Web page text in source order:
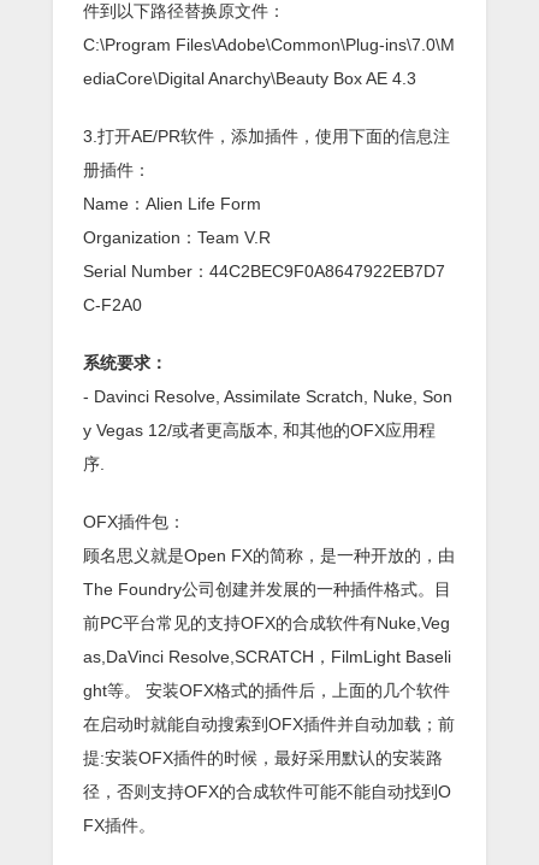
件到以下路径替换原文件：
C:\Program Files\Adobe\Common\Plug-ins\7.0\M
ediaCore\Digital Anarchy\Beauty Box AE 4.3
3.打开AE/PR软件，添加插件，使用下面的信息注
册插件：
Name：Alien Life Form
Organization：Team V.R
Serial Number：44C2BEC9F0A8647922EB7D7
C-F2A0
系统要求：
- Davinci Resolve, Assimilate Scratch, Nuke, Son
y Vegas 12/或者更高版本, 和其他的OFX应用程
序.
OFX插件包：
顾名思义就是Open FX的简称，是一种开放的，由
The Foundry公司创建并发展的一种插件格式。目
前PC平台常见的支持OFX的合成软件有Nuke,Veg
as,DaVinci Resolve,SCRATCH，FilmLight Baseli
ght等。 安装OFX格式的插件后，上面的几个软件
在启动时就能自动搜索到OFX插件并自动加载；前
提:安装OFX插件的时候，最好采用默认的安装路
径，否则支持OFX的合成软件可能不能自动找到O
FX插件。